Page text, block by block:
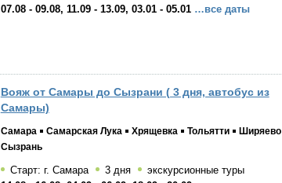
07.08 - 09.08, 11.09 - 13.09, 03.01 - 05.01 …все даты
Вояж от Самары до Сызрани ( 3 дня, автобус из
Самары)
Самара Самарская Лука Хрящевка Тольятти
Ширяево
Сызрань
Старт: г. Самара 3 дня
экскурсионные туры